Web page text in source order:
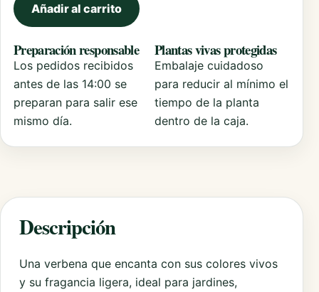
Añadir al carrito
Preparación responsable
Los pedidos recibidos
antes de las 14:00 se
preparan para salir ese
mismo día.
Plantas vivas protegidas
Embalaje cuidadoso
para reducir al mínimo el
tiempo de la planta
dentro de la caja.
Descripción
Una verbena que encanta con sus colores vivos
y su fragancia ligera, ideal para jardines,